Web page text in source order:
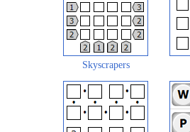
Skyscrapers